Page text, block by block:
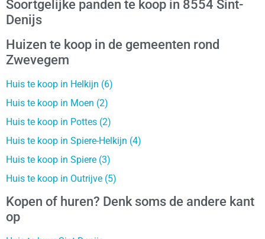
Soortgelijke panden te koop in 8554 Sint-
Denijs
Huizen te koop in de gemeenten rond
Zwevegem
Huis te koop in Helkijn (6)
Huis te koop in Moen (2)
Huis te koop in Pottes (2)
Huis te koop in Spiere-Helkijn (4)
Huis te koop in Spiere (3)
Huis te koop in Outrijve (5)
Kopen of huren? Denk soms de andere kant
op